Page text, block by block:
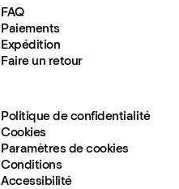
FAQ
Paiements
Expédition
Faire un retour
Politique de confidentialité
Cookies
Paramètres de cookies
Conditions
Accessibilité